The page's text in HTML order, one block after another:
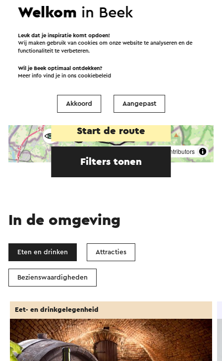
contributors
Start de route
Filters tonen
In de omgeving
Eten en drinken Attracties
Bezienswaardigheden
Eet- en drinkgelegenheid
Welkom in Beek
Leuk dat je inspiratie komt opdoen!
Wij maken gebruik van cookies om onze website te analyseren en de
functionaliteit te verbeteren.
Wil je Beek optimaal ontdekken?
Meer info vind je in onscookiebeleid
Akkoord Aangepast